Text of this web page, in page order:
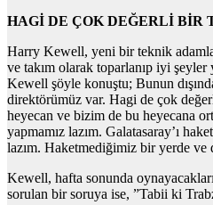
HAGİ DE ÇOK DEĞERLİ BİR
Harry Kewell, yeni bir teknik
ve takım olarak toparlanıp iyi
Kewell şöyle konuştu; Bunun
direktörümüz var. Hagi de çok
heyecan ve bizim de bu heyecana
yapmamız lazım. Galatasaray’ı
lazım. Haketmediğimiz bir yerde ve
Kewell, hafta sonunda
sorulan bir soruya ise, ”Tabii ki